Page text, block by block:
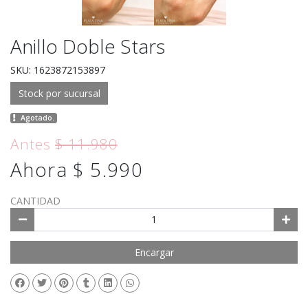
Anillo Doble Stars
SKU: 1623872153897
Stock por sucursal
Agotado.
Antes$ 11.980
Ahora $ 5.990
CANTIDAD
Encargar